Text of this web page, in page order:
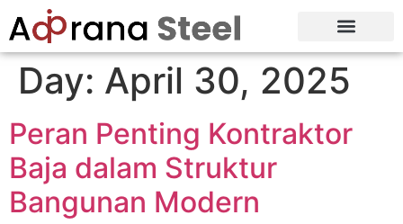
Day: April 30, 2025
Peran Penting Kontraktor
Baja dalam Struktur
Bangunan Modern